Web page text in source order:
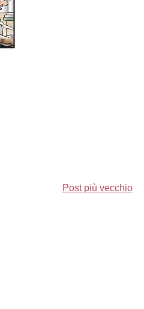
Post più vecchio